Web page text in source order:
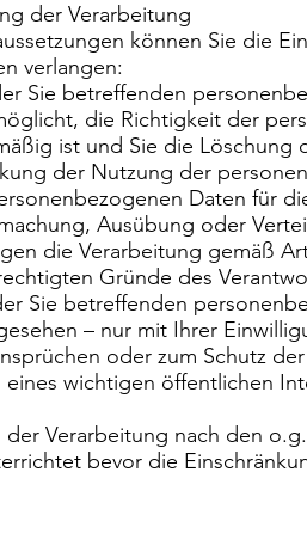
der Verarbeitung
können Sie die
verlangen:
Sie betreffenden
die Richtigkeit der
ist und Sie die
der Nutzung der
Daten für
Ausübung oder
die Verarbeitung gemäß
Gründe des
Sie betreffenden
– nur mit Ihrer
oder zum Schutz
wichtigen öffentlichen
Verarbeitung nach den
bevor die